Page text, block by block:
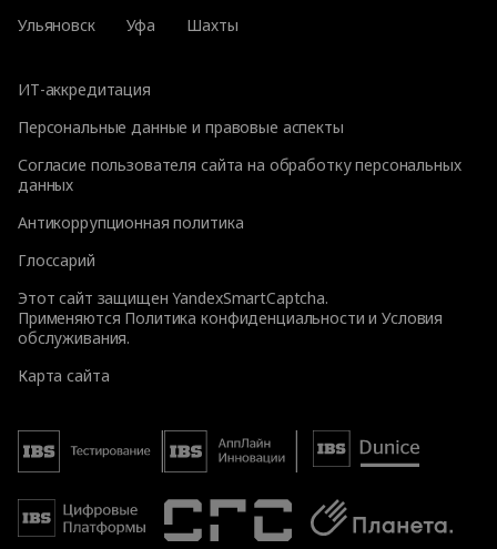
Ульяновск
Уфа Шахты
ИТ-аккредитация
Персональные данные и правовые аспекты
Согласие пользователя сайта на обработку персональных
данных
Антикоррупционная политика
Глоссарий
Этот сайт защищен YandexSmartCaptcha.
Применяются Политика конфиденциальности иУсловия
обслуживания.
Карта сайта